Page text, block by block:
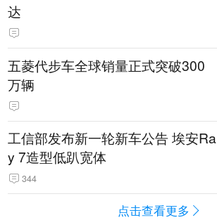
达
五菱代步车全球销量正式突破300
万辆
工信部发布新一轮新车公告 埃安Ra
y 7造型低趴宽体
344
点击查看更多